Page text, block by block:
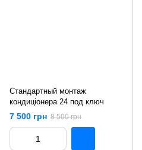
Стандартный монтаж
кондиціонера 24 под ключ
7 500 грн 8 500 грн